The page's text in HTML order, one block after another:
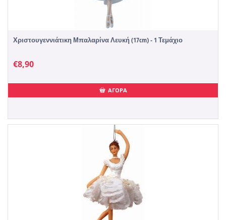
Χριστουγεννιάτικη Μπαλαρίνα Λευκή (17cm) - 1 Τεμάχιο
€8,90
ΑΓΟΡΑ